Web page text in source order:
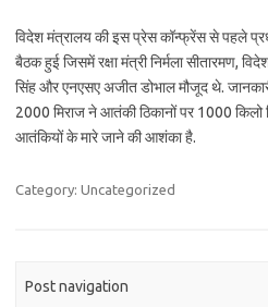
विदेश मंत्रालय की इस प्रेस कॉन्फ्रेंस से पहले
बैठक हुई जिसमें रक्षा मंत्री निर्मला सीतारमण,
सिंह और एनएसए अजीत डोभाल मौजूद थे.
2000 मिराज ने आतंकी ठिकानों पर 1000
आतंकियों के मारे जाने की आशंका है.
Category: Uncategorized
Post navigation